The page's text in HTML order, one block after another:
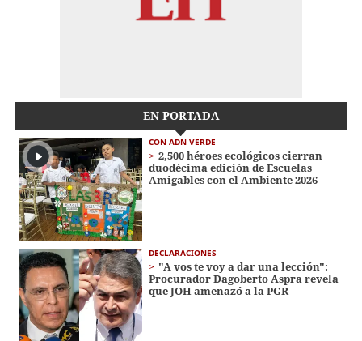
EN PORTADA
CON ADN VERDE
2,500 héroes ecológicos cierran
duodécima edición de Escuelas
Amigables con el Ambiente 2026
DECLARACIONES
"A vos te voy a dar una lección":
Procurador Dagoberto Aspra revela
que JOH amenazó a la PGR